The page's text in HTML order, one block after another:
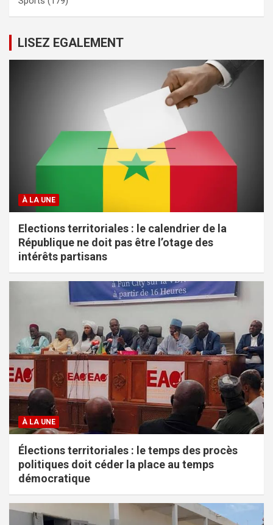
LISEZ EGALEMENT
À LA UNE
Elections territoriales : le calendrier de la
République ne doit pas être l’otage des
intérêts partisans
À LA UNE
Élections territoriales : le temps des procès
politiques doit céder la place au temps
démocratique